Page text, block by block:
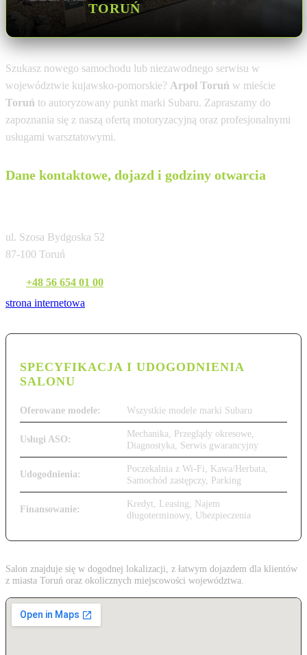
TORUŃ
Szukasz nowego samochodu lub niezawodnego serwisu w
województwie kujawsko-pomorskie? Arpol Toruń w mieście
Toruń to autoryzowany punkt marki Subaru. Zapraszamy do
zapoznania się z naszą ofertą motoryzacyjną oraz profesjonalnymi
usługami warsztatowymi.
Dane kontaktowe, dojazd i godziny otwarcia
ul. Szosa Bydgoska 52
87-100 Toruń
+48 56 654 01 00
strona internetowa
SPECYFIKACJA I UDOGODNIENIA
SALONU
Oferowane modele: Wszystkie modele marki Subaru
Usługi ASO:
Mechanika, Przeglądy okresowe,
Diagnostyka, Serwis gwarancyjny
Udogodnienia:
Poczekalnia z Wi-Fi, Kawa/Herbata,
Samochód zastępczy, Parking
Finansowanie:
Kredyt, Leasing, Najem
długoterminowy, Ubezpieczenia
Salon znajduje się w dogodnej lokalizacji, z łatwym dojazdem dla klientów
z miasta Toruń oraz okolicznych miejscowości województwa.